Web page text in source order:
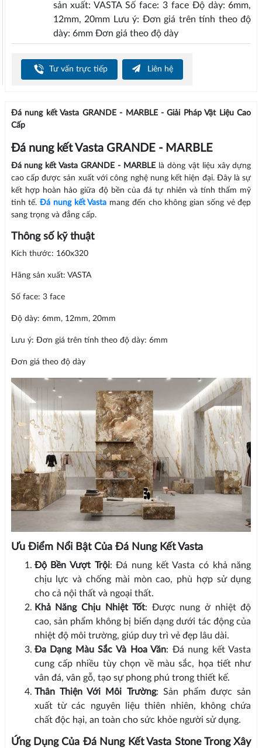
sản xuất: VASTA Số face: 3 face Độ dày: 6mm,
12mm, 20mm Lưu ý: Đơn giá trên tính theo độ
dày: 6mm Đơn giá theo độ dày
Tư vấn trực tiếp Liên hệ
Đá nung kết Vasta GRANDE - MARBLE - Giải Pháp Vật Liệu Cao
Cấp
Đá nung kết Vasta GRANDE - MARBLE
Đá nung kết Vasta GRANDE - MARBLE là dòng vật liệu xây dựng
cao cấp được sản xuất với công nghệ nung kết hiện đại. Đây là sự
kết hợp hoàn hảo giữa độ bền của đá tự nhiên và tính thẩm mỹ
tinh tế.Đá nung kết Vasta mang đến cho không gian sống vẻ đẹp
sang trọng và đẳng cấp.
Thông số kỹ thuật
Kích thước: 160x320
Hãng sản xuất: VASTA
Số face: 3 face
Độ dày: 6mm, 12mm, 20mm
Lưu ý: Đơn giá trên tính theo độ dày: 6mm
Đơn giá theo độ dày
Ưu Điểm Nổi Bật Của Đá Nung Kết Vasta
Độ Bền Vượt Trội: Đá nung kết Vasta có khả năng
chịu lực và chống mài mòn cao, phù hợp sử dụng
cho cả nội thất và ngoại thất.
Khả Năng Chịu Nhiệt Tốt: Được nung ở nhiệt độ
cao, sản phẩm không bị biến dạng dưới tác động của
nhiệt độ môi trường, giúp duy trì vẻ đẹp lâu dài.
Đa Dạng Màu Sắc Và Hoa Văn: Đá nung kết Vasta
cung cấp nhiều tùy chọn về màu sắc, họa tiết như
vân đá, vân gỗ, tạo sự phong phú trong thiết kế.
Thân Thiện Với Môi Trường: Sản phẩm được sản
xuất từ các nguyên liệu thiên nhiên, không chứa
chất độc hại, an toàn cho sức khỏe người sử dụng.
Ứng Dụng Của Đá Nung Kết Vasta Stone Trong Xây